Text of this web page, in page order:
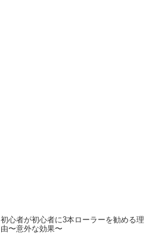
初心者が初心者に3本ローラーを勧める理
由〜意外な効果〜